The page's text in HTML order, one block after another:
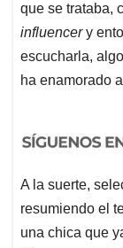
que se trataba,
influencery
escucharla,
ha enamorado
A la suerte,
resumiendo el
una chica que